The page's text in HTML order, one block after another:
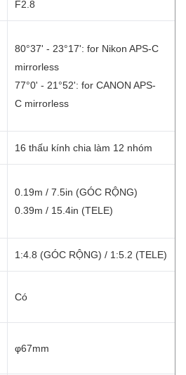
F2.8
80°37' - 23°17': for Nikon APS-C
mirrorless
77°0' - 21°52': for CANON APS-
C mirrorless
16 thấu kính chia làm 12 nhóm
0.19m / 7.5in (GÓC RỘNG)
0.39m / 15.4in (TELE)
1:4.8 (GÓC RỘNG) / 1:5.2 (TELE)
Có
φ67mm